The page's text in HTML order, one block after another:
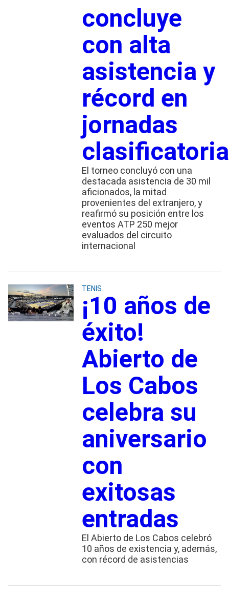
concluye
con alta
asistencia y
récord en
jornadas
El torneo concluyó con una
destacada asistencia de 30 mil
aficionados, la mitad
provenientes del extranjero, y
reafirmó su posición entre los
eventos ATP 250 mejor
evaluados del circuito
internacional
TENIS
¡10 años de
éxito!
Abierto de
Los Cabos
celebra su
aniversario
con
exitosas
entradas
El Abierto de Los Cabos celebró
10 años de existencia y, además,
con récord de asistencias